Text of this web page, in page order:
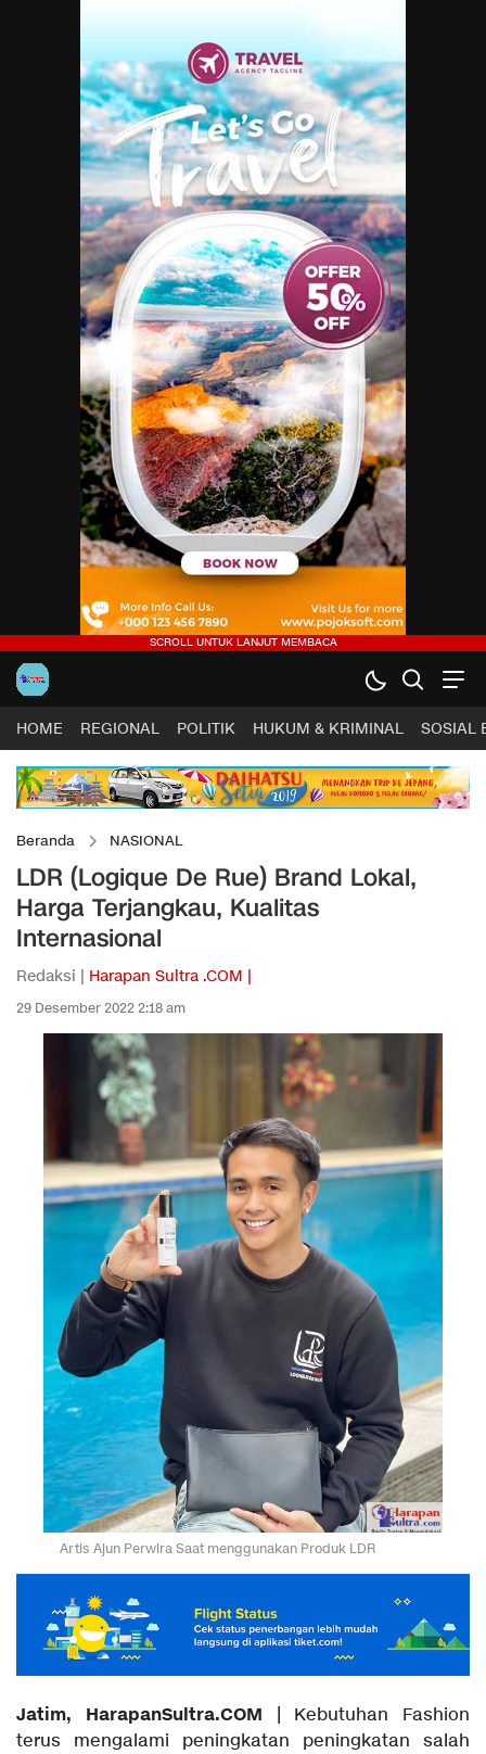
HOME REGIONAL POLITIK HUKUM & KRIMINAL SOSIAL
Beranda NASIONAL
LDR (Logique De Rue) Brand Lokal,
Harga Terjangkau, Kualitas
Internasional
Redaksi | Harapan Sultra .COM |
29 Desember 2022 2:18 am
Artis Ajun Perwira Saat menggunakan Produk LDR
Jatim, HarapanSultra.COM | Kebutuhan Fashion
terus mengalami peningkatan peningkatan salah